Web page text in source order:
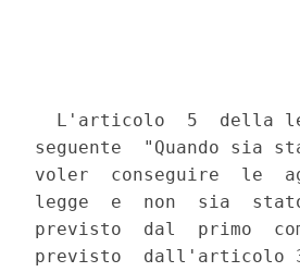
L'articolo  5  della
seguente  "Quando
voler  conseguire  le
legge  e  non  sia
previsto  dal  primo
previsto  dall'articolo